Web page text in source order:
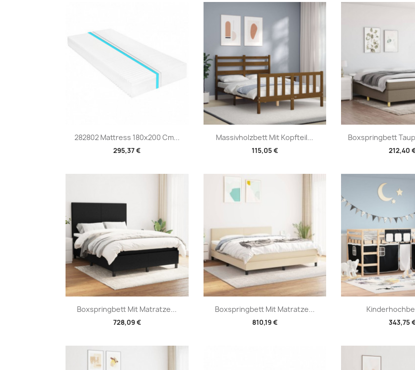
282802 Mattress 180x200 Cm...
295,37 €
Vorschau Massivholzbett Mit Kopfteil...
115,05 €
Vorschau Boxspringbett
212,40

Boxspringbett Mit Matratze...
728,09 €
Vorschau Boxspringbett Mit Matratze...
810,19 €
Vorschau
343,75
